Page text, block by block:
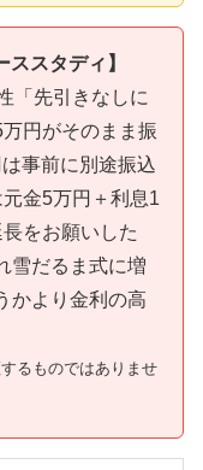
スタディ】
「先引きなしに
円がそのまま振
事前に別途振込
金5万円＋利息1
をお願いした
雪だるま式に増
かより金利の高
るものではありませ